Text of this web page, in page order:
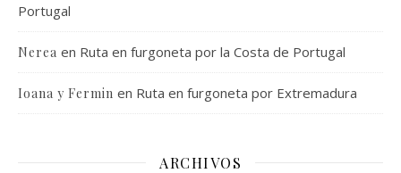
Portugal
Nerea en Ruta en furgoneta por la Costa de Portugal
Ioana y Fermin en Ruta en furgoneta por Extremadura
ARCHIVOS